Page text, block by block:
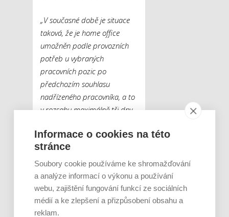
„V současné době je situace
taková, že je home office
umožněn podle provozních
potřeb u vybraných
pracovních pozic po
předchozím souhlasu
nadřízeného pracovníka, a to
v rozsahu maximálně tři dny
veřejné správě aplikovat na
každou pozici, ale právě jen
na vybrané pracovní pozice,
kde to charakter práce
dovoluje,“dodává k otázce
současného stavu
jihomoravský krajský mluvčí
Informace o cookies na této
stránce
Soubory cookie používáme ke shromažďování
a analýze informací o výkonu a používání
webu, zajištění fungování funkcí ze sociálních
médií a ke zlepšení a přizpůsobení obsahu a
reklam.